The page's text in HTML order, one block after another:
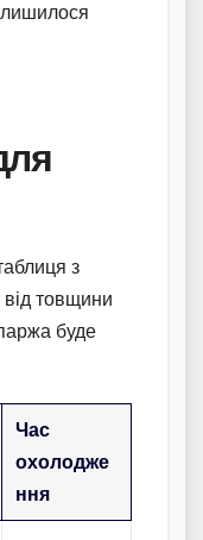
з
товщини
буде
Час
охолодже
ння